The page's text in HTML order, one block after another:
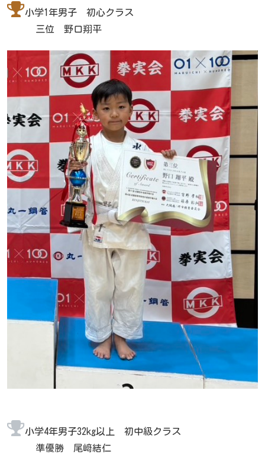
小学1年男子 初心クラス
三位 野口翔平
小学4年男子32kg以上 初中級クラス
準優勝 尾﨑結仁